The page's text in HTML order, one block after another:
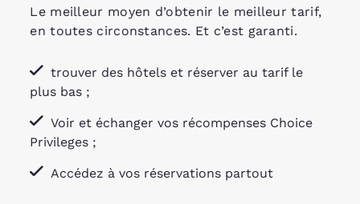
Le meilleur moyen d’obtenir le meilleur tarif,
en toutes circonstances. Et c’est garanti.
trouver des hôtels et réserver au tarif le
plus bas ;
Voir et échanger vos récompenses Choice
Privileges ;
Accédez à vos réservations partout